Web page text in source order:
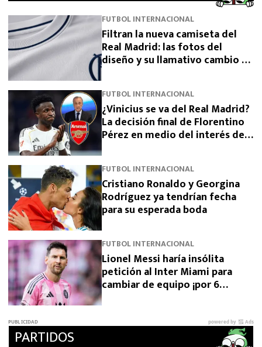
FUTBOL INTERNACIONAL
Filtran la nueva camiseta del
Real Madrid: las fotos del
diseño y su llamativo cambio de
FUTBOL INTERNACIONAL
¿Vinicius se va del Real Madrid?
La decisión final de Florentino
Pérez en medio del interés del
FUTBOL INTERNACIONAL
Cristiano Ronaldo y Georgina
Rodríguez ya tendrían fecha
para su esperada boda
FUTBOL INTERNACIONAL
Lionel Messi haría insólita
petición al Inter Miami para
cambiar de equipo ¡por 6